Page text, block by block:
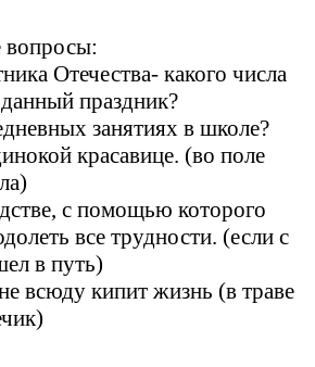
вопросы:
Отечества- какого числа
праздник?
занятиях в школе?
красавице. (во поле
с помощью которого
все трудности. (если с
в путь)
всюду кипит жизнь (в траве